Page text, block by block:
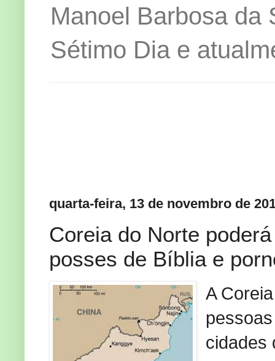
Manoel Barbosa da
Sétimo Dia e
quarta-feira, 13 de novembro de
Coreia do Norte
posses de Bíblia e
A
cidades